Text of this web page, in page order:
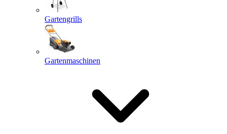
Gartengrills
Gartenmaschinen